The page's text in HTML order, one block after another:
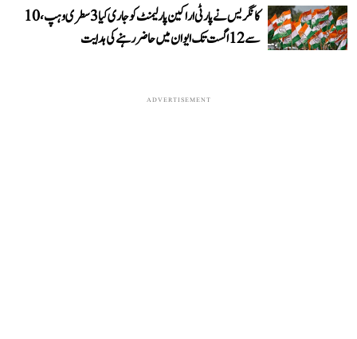
کانگریس نے پارٹی اراکین پارلیمنٹ کو جاری کیا 3 سطری وہپ، 10
سے 12 اگست تک ایوان میں حاضر رہنے کی ہدایت
ADVERTISEMENT